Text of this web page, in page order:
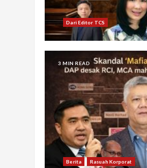
Dari Editor TCS
3 MIN READ
Berita Rasuah Korporat